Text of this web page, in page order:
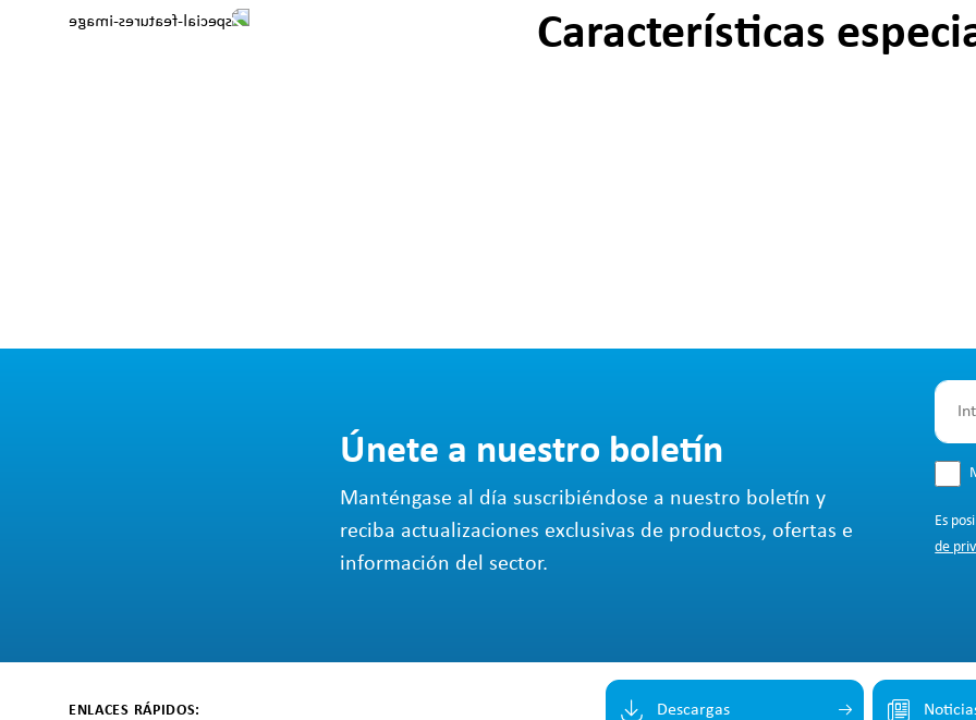
Características
Únete a nuestro boletín
Manténgase al día suscribiéndose a nuestro boletín y
reciba actualizaciones exclusivas de productos, ofertas e
información del sector.
Es
de
ENLACES RÁPIDOS: Descargas